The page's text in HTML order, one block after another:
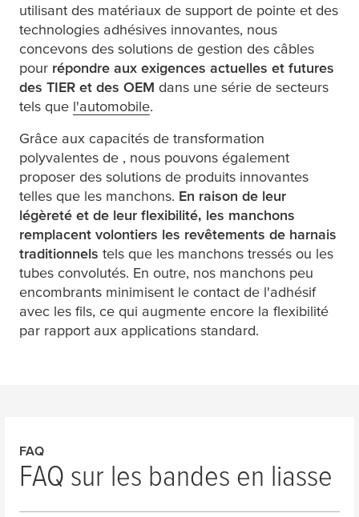
utilisant des matériaux de support de pointe et des
technologies adhésives innovantes, nous
concevons des solutions de gestion des câbles
pour répondre aux exigences actuelles et futures
des TIER et des OEM dans une série de secteurs
tels que l'automobile.
Grâce aux capacités de transformation
polyvalentes de , nous pouvons également
proposer des solutions de produits innovantes
telles que les manchons. En raison de leur
légèreté et de leur flexibilité, les manchons
remplacent volontiers les revêtements de harnais
traditionnels tels que les manchons tressés ou les
tubes convolutés. En outre, nos manchons peu
encombrants minimisent le contact de l'adhésif
avec les fils, ce qui augmente encore la flexibilité
par rapport aux applications standard.
FAQ
FAQ sur les bandes en liasse